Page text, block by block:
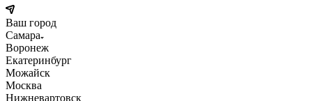
Ваш город
Самара
Воронеж
Екатеринбург
Можайск
Москва
Нижневартовск